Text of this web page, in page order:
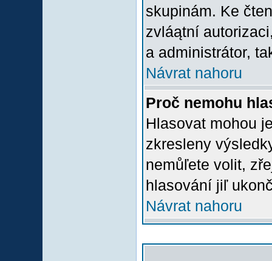
skupinám. Ke
zvláątní
a administrátor,
Návrat nahoru
Proč nemohu
Hlasovat mohou
zkresleny
nemůľete volit,
hlasování jiľ
Návrat nahoru